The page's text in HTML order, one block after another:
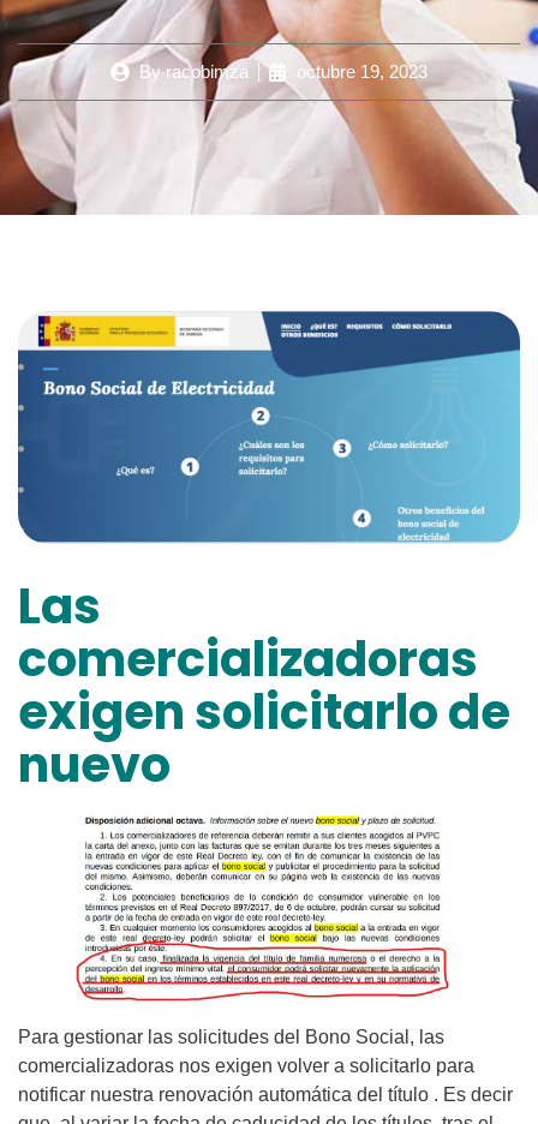
Byracobimza octubre 19, 2023
Las
comercializadoras
exigen solicitarlo de
nuevo
Para gestionar las solicitudes del Bono Social, las
comercializadoras nos exigen volver a solicitarlo para
notificar nuestra renovación automática del título . Es decir